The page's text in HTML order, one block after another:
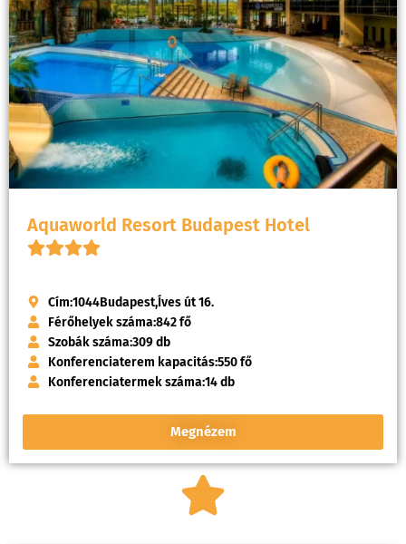
Aquaworld Resort Budapest Hotel
Cím:1044Budapest,Íves út 16.
Férőhelyek száma:842 fő
Szobák száma:309 db
Konferenciaterem kapacitás:550 fő
Konferenciatermek száma:14 db
Megnézem